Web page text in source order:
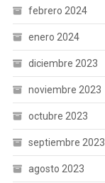
febrero 2024
enero 2024
diciembre 2023
noviembre 2023
octubre 2023
septiembre 2023
agosto 2023